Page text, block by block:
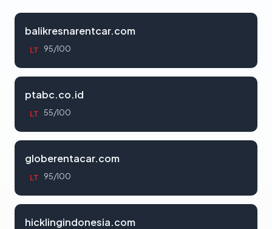
balikresnarentcar.com
LT 95/100
ptabc.co.id
LT 55/100
globerentacar.com
LT 95/100
hicklingindonesia.com